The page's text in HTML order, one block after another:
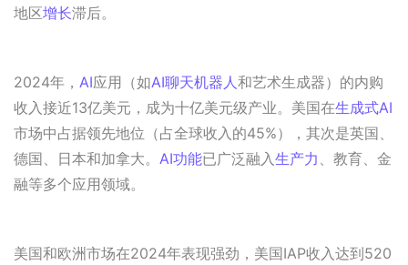
地区增长滞后。
2024年， AI应用（如AI聊天机器人和艺术生成器）的内购
收入接近13亿美元，成为十亿美元级产业。美国在生成式AI
市场中占据领先地位（占全球收入的45%），其次是英国、
德国、日本和加拿大。 AI功能已广泛融入生产力 、教育、金
融等多个应用领域。
美国和欧洲市场在2024年表现强劲，美国IAP收入达到520